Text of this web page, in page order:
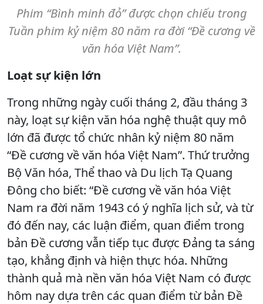
Phim “Bình minh đỏ” được chọn chiếu trong
Tuần phim kỷ niệm 80 năm ra đời “Đề cương về
văn hóa Việt Nam”.
Loạt sự kiện lớn
Trong những ngày cuối tháng 2, đầu tháng 3
này, loạt sự kiện văn hóa nghệ thuật quy mô
lớn đã được tổ chức nhân kỷ niệm 80 năm
“Đề cương về văn hóa Việt Nam”. Thứ trưởng
Bộ Văn hóa, Thể thao và Du lịch Tạ Quang
Đông cho biết: “Đề cương về văn hóa Việt
Nam ra đời năm 1943 có ý nghĩa lịch sử, và từ
đó đến nay, các luận điểm, quan điểm trong
bản Đề cương vẫn tiếp tục được Đảng ta sáng
tạo, khẳng định và hiện thực hóa. Những
thành quả mà nền văn hóa Việt Nam có được
hôm nay dựa trên các quan điểm từ bản Đề